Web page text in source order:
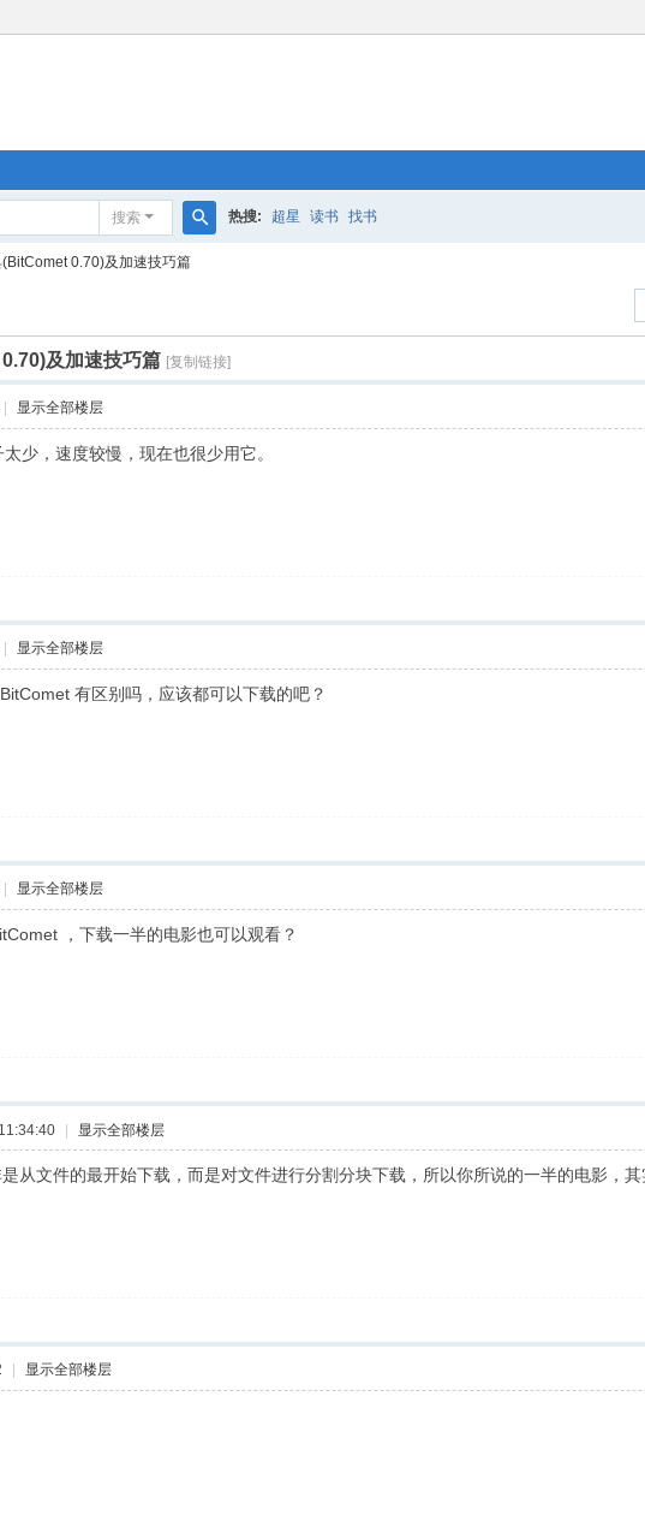
搜索 热搜: 超星 读书 找书
(BitComet 0.70)及加速技巧篇
及加速技巧篇 [复制链接]
显示全部楼层
少，速度较慢，现在也很少用它。
显示全部楼层
有区别吗，应该都可以下载的吧？
显示全部楼层
，下载一半的电影也可以观看？
| 显示全部楼层
从文件的最开始下载，而是对文件进行分割分块下载，所以你所说的一半的电影，
显示全部楼层